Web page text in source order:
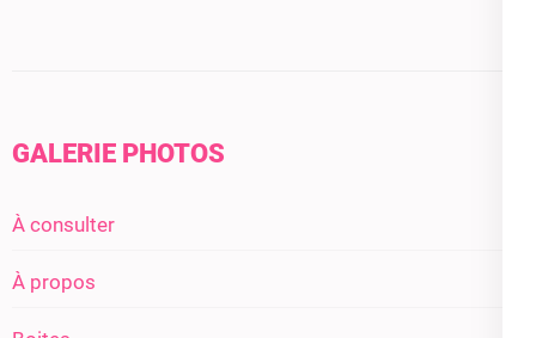
GALERIE PHOTOS
À consulter
À propos